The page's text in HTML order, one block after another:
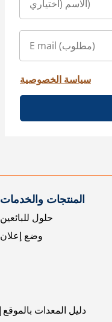
سياسة الخصوصية
المنتجات والخدمات
حلول للبائعين
وضع إعلان
دليل المعدات بالموقع